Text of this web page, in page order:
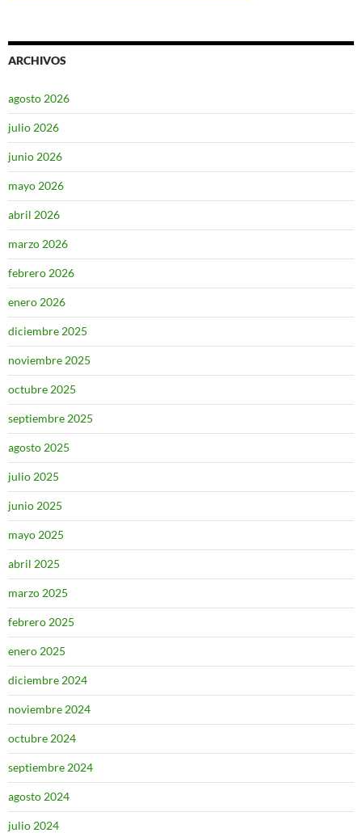
ARCHIVOS
agosto 2026
julio 2026
junio 2026
mayo 2026
abril 2026
marzo 2026
febrero 2026
enero 2026
diciembre 2025
noviembre 2025
octubre 2025
septiembre 2025
agosto 2025
julio 2025
junio 2025
mayo 2025
abril 2025
marzo 2025
febrero 2025
enero 2025
diciembre 2024
noviembre 2024
octubre 2024
septiembre 2024
agosto 2024
julio 2024